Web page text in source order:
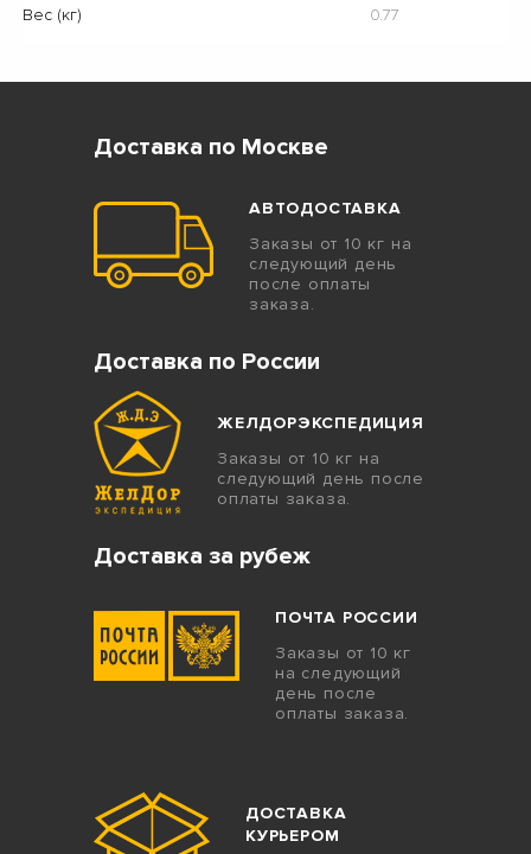
Вес (кг)
0.77
Доставка по Москве
АВТОДОСТАВКА
Заказы от 10 кг на
следующий день
после оплаты
заказа.
Доставка по России
ЖЕЛДОРЭКСПЕДИЦИЯ
Заказы от 10 кг на
следующий день после
оплаты заказа.
Доставка за рубеж
ПОЧТА РОССИИ
Заказы от 10 кг
на следующий
день после
оплаты заказа.
ДОСТАВКА
КУРЬЕРОМ